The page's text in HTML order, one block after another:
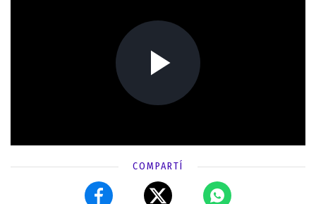
COMPARTÍ